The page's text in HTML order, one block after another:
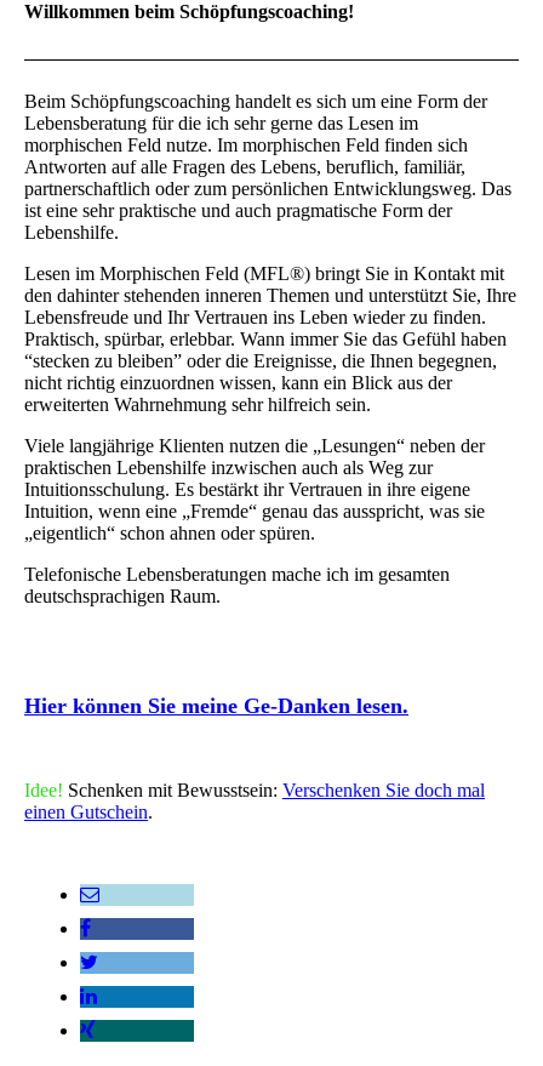
Willkommen beim Schöpfungscoaching!
Beim Schöpfungscoaching handelt es sich um eine Form der
Lebensberatung für die ich sehr gerne das Lesen im
morphischen Feld nutze. Im morphischen Feld finden sich
Antworten auf alle Fragen des Lebens, beruflich, familiär,
partnerschaftlich oder zum persönlichen Entwicklungsweg. Das
ist eine sehr praktische und auch pragmatische Form der
Lebenshilfe.
Lesen im Morphischen Feld (MFL®) bringt Sie in Kontakt mit
den dahinter stehenden inneren Themen und unterstützt Sie, Ihre
Lebensfreude und Ihr Vertrauen ins Leben wieder zu finden.
Praktisch, spürbar, erlebbar. Wann immer Sie das Gefühl haben
“stecken zu bleiben” oder die Ereignisse, die Ihnen begegnen,
nicht richtig einzuordnen wissen, kann ein Blick aus der
erweiterten Wahrnehmung sehr hilfreich sein.
Viele langjährige Klienten nutzen die „Lesungen“ neben der
praktischen Lebenshilfe inzwischen auch als Weg zur
Intuitionsschulung. Es bestärkt ihr Vertrauen in ihre eigene
Intuition, wenn eine „Fremde“ genau das ausspricht, was sie
„eigentlich“ schon ahnen oder spüren.
Telefonische Lebensberatungen mache ich im gesamten
deutschsprachigen Raum.
Hier können Sie meine Ge-Danken lesen.
Idee! Schenken mit Bewusstsein: Verschenken Sie doch mal
einen Gutschein.